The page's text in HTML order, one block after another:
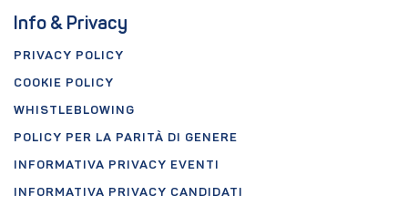
Info & Privacy
PRIVACY POLICY
COOKIE POLICY
WHISTLEBLOWING
POLICY PER LA PARITÀ DI GENERE
INFORMATIVA PRIVACY EVENTI
INFORMATIVA PRIVACY CANDIDATI